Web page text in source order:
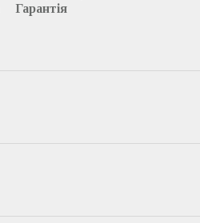
Гарантія